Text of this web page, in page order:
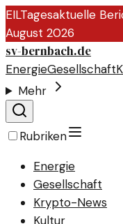
EILTagesaktuelle
August 2026
sv-bernbach.de
EnergieGesellschaft
Mehr
Rubriken
Energie
Gesellschaft
Krypto-News
Kultur